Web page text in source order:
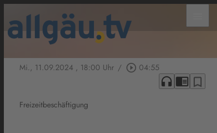
Mi., 11.09.2024 , 18:00 Uhr / play_circle_outline 04:55
headphones chrome_reader_mode bookmark_border
Freizeitbeschäftigung